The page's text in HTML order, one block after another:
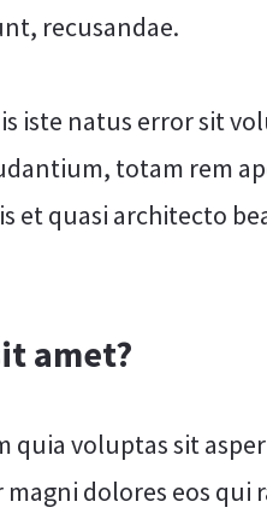
recusandae.
iste natus error sit
totam rem
et quasi architecto
amet?
quia voluptas sit
dolores eos qui